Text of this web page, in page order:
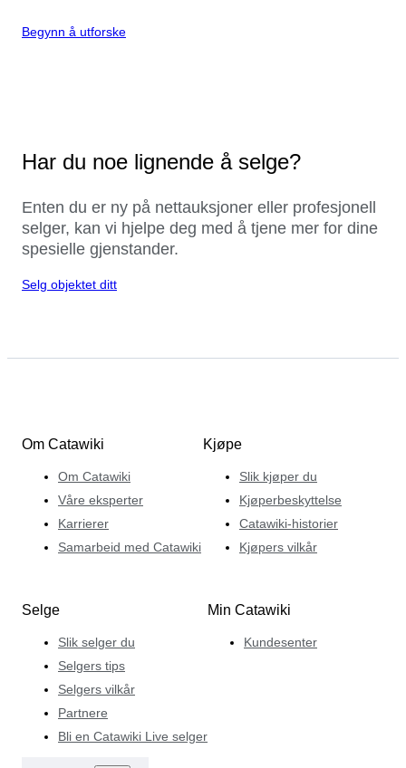
Begynn å utforske
Har du noe lignende å selge?
Enten du er ny på nettauksjoner eller profesjonell
selger, kan vi hjelpe deg med å tjene mer for dine
spesielle gjenstander.
Selg objektet ditt
Om Catawiki
Om Catawiki
Våre eksperter
Karrierer
Samarbeid med Catawiki
Kjøpe
Slik kjøper du
Kjøperbeskyttelse
Catawiki-historier
Kjøpers vilkår
Selge
Slik selger du
Selgers tips
Selgers vilkår
Partnere
Bli en Catawiki Live selger
Min Catawiki
Kundesenter